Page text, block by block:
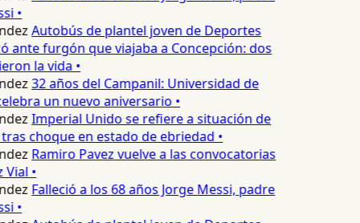
•
Autobús de plantel joven de Deportes
ante furgón que viajaba a Concepción: dos
la vida •
32 años del Campanil: Universidad de
un nuevo aniversario •
Imperial Unido se refiere a situación de
choque en estado de ebriedad •
Ramiro Pavez vuelve a las convocatorias
•
Falleció a los 68 años Jorge Messi, padre
•